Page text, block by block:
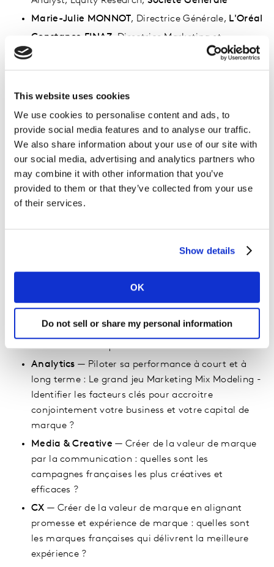
This website uses cookies
We use cookies to personalise content and ads, to
provide social media features and to analyse our traffic.
We also share information about your use of our site with
our social media, advertising and analytics partners who
may combine it with other information that you’ve
provided to them or that they’ve collected from your use
of their services.
Show details
OK
Do not sell or share my personal information
Marie-Julie MONNOT, Directrice Générale, L'Oréal
Constance FINAZ , Directrice Marketing et
Communication Générale,
Gérald-Brice VIRET, Directeur Général France en
Communications,Back Market
Cette conférence sera précédée d'ateliers auxquels vous
pouvez vous inscrire.
Nous vous proposons de participer, de 17h30 à 19h à 6
ateliers interactifs où des experts Kantar et des
organisé sur un format de 30 mn, vous pourrez ainsi
assister à 3 d'entre eux.
différence ancrée dans les émotions pour soutenir
la valeur de marque dans un contexte d’inflation
Analytics — Piloter sa performance à court et à
long terme : Le grand jeu Marketing Mix Modeling -
Identifier les facteurs clés pour accroitre
conjointement votre business et votre capital de
marque ?
Media & Creative — Créer de la valeur de marque
par la communication : quelles sont les
campagnes françaises les plus créatives et
efficaces ?
CX — Créer de la valeur de marque en alignant
promesse et expérience de marque : quelles sont
les marques françaises qui délivrent la meilleure
expérience ?